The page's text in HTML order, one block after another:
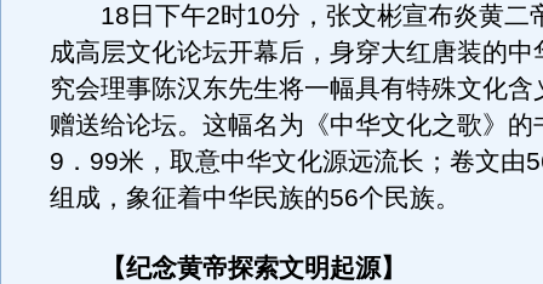
18日下午2时10分，张文彬宣布炎黄二
成高层文化论坛开幕后，身穿大红唐装的中
究会理事陈汉东先生将一幅具有特殊文化含
赠送给论坛。这幅名为《中华文化之歌》的
9．99米，取意中华文化源远流长；卷文由
组成，象征着中华民族的56个民族。
【纪念黄帝探索文明起源】